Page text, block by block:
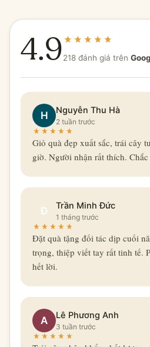
4.9218 đánh giá trên
H Nguyễn Thu Hà
2 tuần trước
Giỏ quà đẹp xuất sắc, trái cây
giờ. Người nhận rất thích.
Đ Trần Minh Đức
1 tháng trước
Đặt quà tặng đối tác dịp cuối
trọng, thiệp viết tay rất tinh tế.
hết lời.
A Lê Phương Anh
3 tuần trước